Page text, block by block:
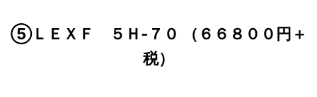
⑤ＬＥＸＦ ５Ｈ‐７０ （６６８００円＋
税）